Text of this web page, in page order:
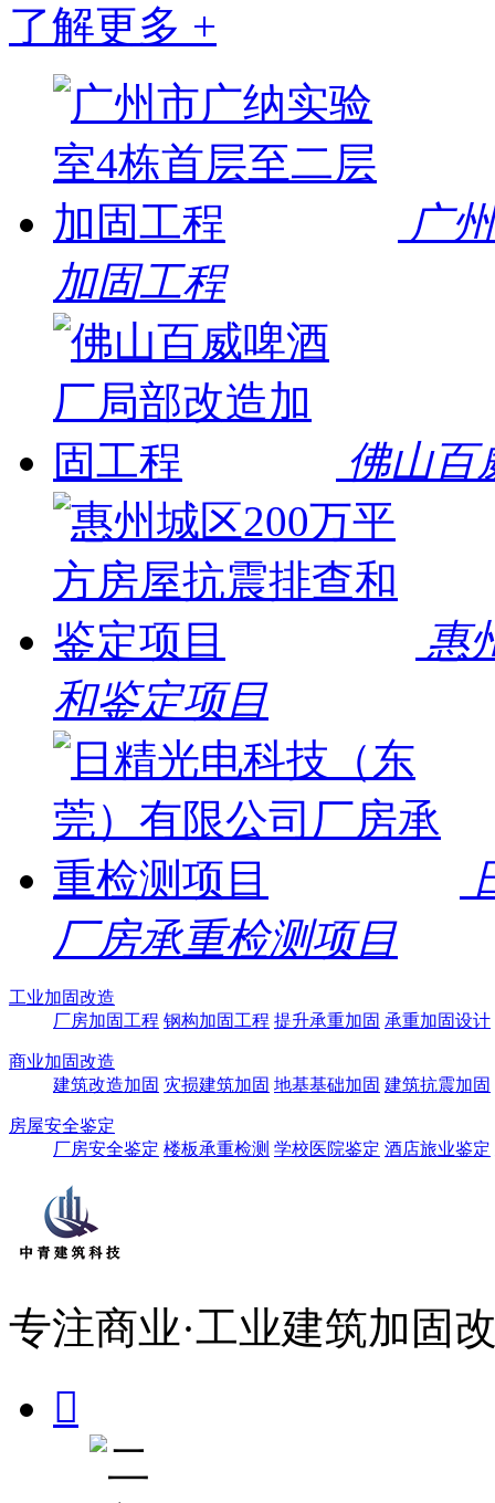
了解更多 +
广
加固工程
佛山百
惠
和鉴定项目
厂房承重检测项目
工业加固改造
厂房加固工程 钢构加固工程 提升承重加固 承重加固设计
商业加固改造
建筑改造加固 灾损建筑加固 地基基础加固 建筑抗震加固
房屋安全鉴定
厂房安全鉴定 楼板承重检测 学校医院鉴定 酒店旅业鉴定
专注商业·工业建筑加固
